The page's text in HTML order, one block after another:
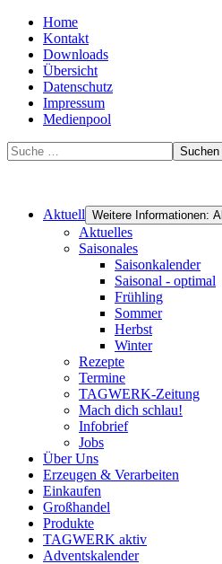
Home
Kontakt
Downloads
Übersicht
Datenschutz
Impressum
Medienpool
Suchen
Aktuell Weitere Informationen:
Aktuelles
Saisonales
Saisonkalender
Saisonal - optimal
Frühling
Sommer
Herbst
Winter
Rezepte
Termine
TAGWERK-Zeitung
Mach dich schlau!
Infobrief
Jobs
Über Uns
Erzeugen & Verarbeiten
Einkaufen
Großhandel
Produkte
TAGWERK aktiv
Adventskalender